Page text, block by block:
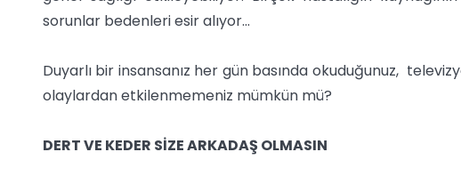
sorunlar bedenleri esir alıyor...
Duyarlı bir insansanız her gün basında okuduğunuz,
olaylardan etkilenmemeniz mümkün mü?
DERT VE KEDER SİZE ARKADAŞ OLMASIN